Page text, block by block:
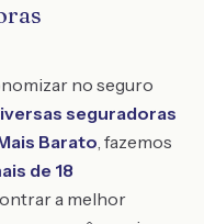
no seguro
seguradoras
Barato, fazemos
de 18
a melhor